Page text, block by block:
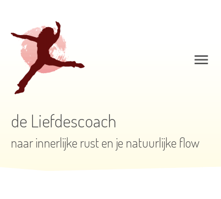
de Liefdescoach
naar innerlijke rust en je natuurlijke flow